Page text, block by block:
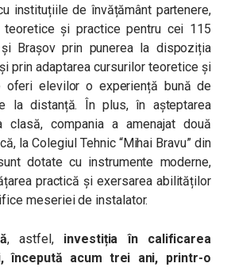
instituțiile de învățământ partenere,
teoretice și practice pentru cei 115
Brașov prin punerea la dispoziția
prin adaptarea cursurilor teoretice și
oferi elevilor o experiență bună de
la distanță. În plus, în așteptarea
clasă, compania a amenajat două
la Colegiul Tehnic “Mihai Bravu” din
dotate cu instrumente moderne,
practică și exersarea abilităților
meseriei de instalator.
, astfel, investiția în calificarea
începută acum trei ani, printr-o